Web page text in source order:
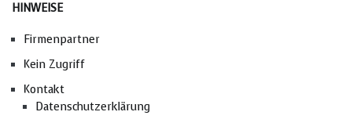
HINWEISE
Firmenpartner
Kein Zugriff
Kontakt
Datenschutzerklärung